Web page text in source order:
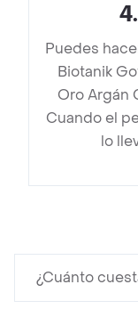
4.
Puedes
Biotanik
Oro Argán
Cuando el
lo
¿Cuánto